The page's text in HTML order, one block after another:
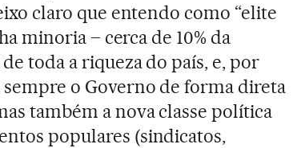
claro que entendo como “elite
minoria – cerca de 10% da
toda a riqueza do país, e, por
o Governo de forma direta
também a nova classe política
populares (sindicatos,